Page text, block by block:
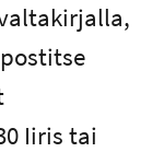
Iiris tai